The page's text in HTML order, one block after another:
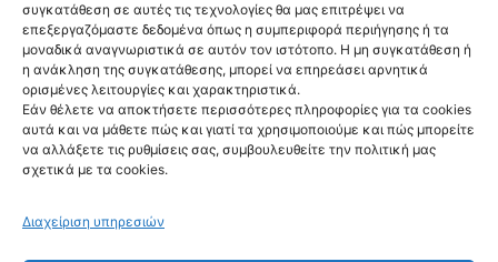
συγκατάθεση σε αυτές τις τεχνολογίες θα μας επιτρέψει να
επεξεργαζόμαστε δεδομένα όπως η συμπεριφορά περιήγησης ή τα
μοναδικά αναγνωριστικά σε αυτόν τον ιστότοπο. Η μη συγκατάθεση ή
η ανάκληση της συγκατάθεσης, μπορεί να επηρεάσει αρνητικά
ορισμένες λειτουργίες και χαρακτηριστικά.
Εάν θέλετε να αποκτήσετε περισσότερες πληροφορίες για τα cookies
αυτά και να μάθετε πώς και γιατί τα χρησιμοποιούμε και πώς μπορείτε
να αλλάξετε τις ρυθμίσεις σας, συμβουλευθείτε την πολιτική μας
σχετικά με τα cookies.
Διαχείριση υπηρεσιών
Ακολούθησέ μας
Newsletter